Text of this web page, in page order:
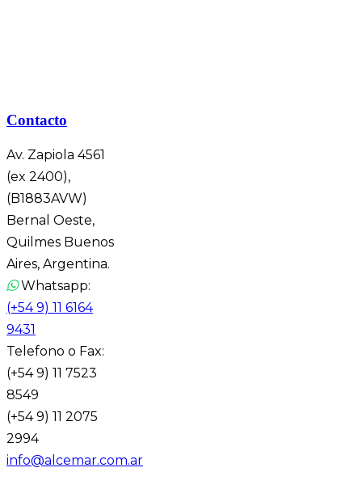
Contacto
Av. Zapiola 4561
(ex 2400),
(B1883AVW)
Bernal Oeste,
Quilmes Buenos
Aires, Argentina.
Whatsapp:
(+54 9) 11 6164
9431
Telefono o Fax:
(+54 9) 11 7523
8549
(+54 9) 11 2075
2994
info@alcemar.com.ar